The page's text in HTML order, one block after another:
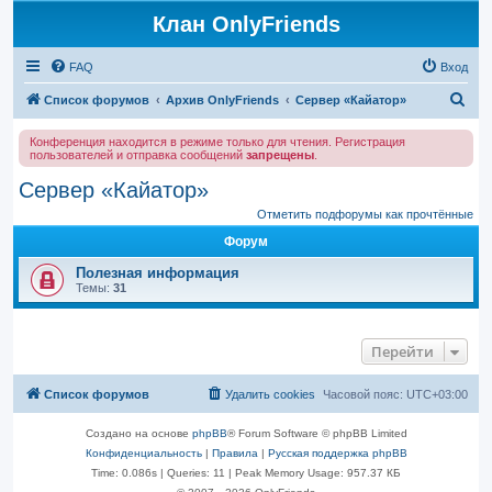
Клан OnlyFriends
FAQ Вход
Список форумов Архив OnlyFriends Сервер «Кайатор»
Конференция находится в режиме только для чтения. Регистрация
пользователей и отправка сообщений запрещены
Сервер «Кайатор»
Отметить подфорумы как прочтённые
Форум
Полезная информация
Темы: 31
Перейти
Список форумов Часовой пояс: UTC+03:00
Удалить cookies
Создано на основе phpBB® Forum Software © phpBB Limited
Конфиденциальность| Правила | Русская поддержка phpBB
Time: 0.086s | Queries: 11 | Peak Memory Usage: 957.37 КБ